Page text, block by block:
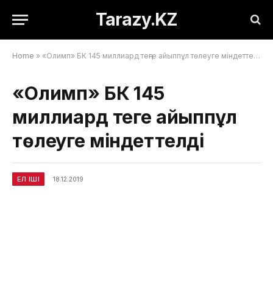
Tarazy.KZ
Home » «Олимп» БК 145 миллиард теңге айыппұл төлеуге міндеттелді
«Олимп» БК 145
миллиард теңге айыппұл
төлеуге міндеттелді
ЕЛ ІШІ 18.12.2019